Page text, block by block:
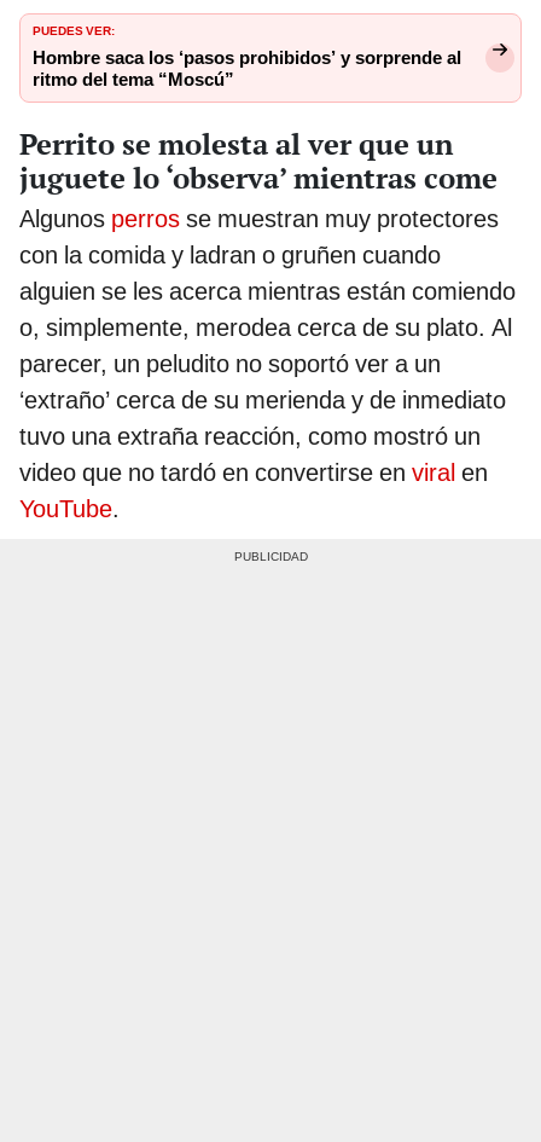
PUEDES VER:
Hombre saca los ‘pasos prohibidos’ y sorprende al
ritmo del tema “Moscú”
Perrito se molesta al ver que un
juguete lo ‘observa’ mientras come
Algunos perros se muestran muy protectores
con la comida y ladran o gruñen cuando
alguien se les acerca mientras están comiendo
o, simplemente, merodea cerca de su plato. Al
parecer, un peludito no soportó ver a un
‘extraño’ cerca de su merienda y de inmediato
tuvo una extraña reacción, como mostró un
video que no tardó en convertirse en viral en
YouTube.